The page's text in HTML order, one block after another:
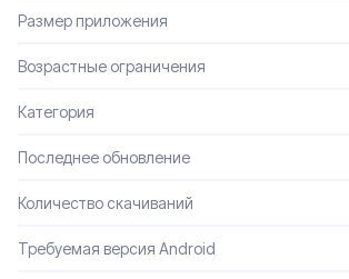
Размер приложения
Возрастные ограничения
Категория
Последнее обновление
Количество скачиваний
Требуемая версия Android